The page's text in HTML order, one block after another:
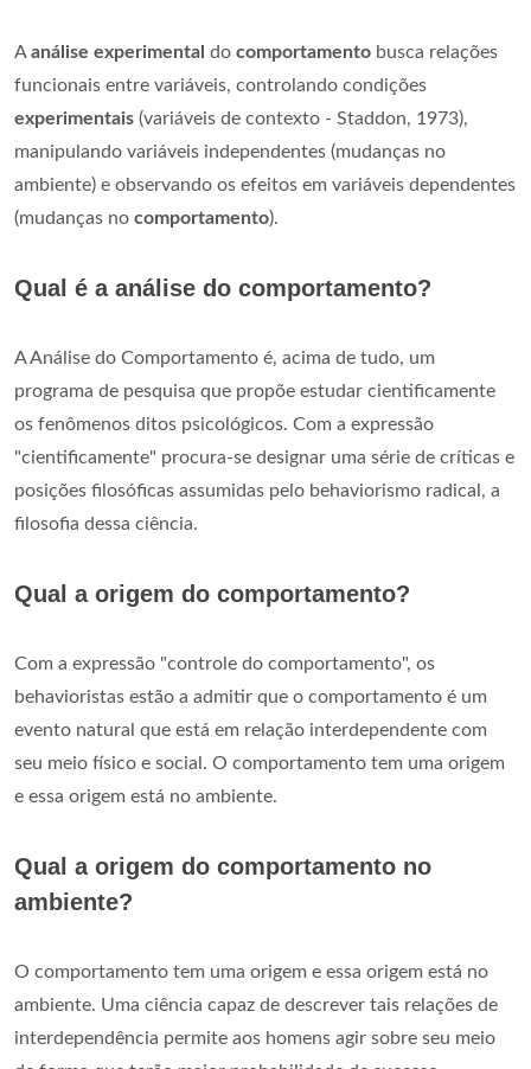
Aanálise experimental do comportamento busca relações
funcionais entre variáveis, controlando condições
experimentais (variáveis de contexto - Staddon, 1973),
manipulando variáveis independentes (mudanças no
ambiente) e observando os efeitos em variáveis dependentes
(mudanças no comportamento).
Qual é a análise do comportamento?
A Análise do Comportamento é, acima de tudo, um
programa de pesquisa que propõe estudar cientificamente
os fenômenos ditos psicológicos. Com a expressão
"cientificamente" procura-se designar uma série de críticas e
posições filosóficas assumidas pelo behaviorismo radical, a
filosofia dessa ciência.
Qual a origem do comportamento?
Com a expressão "controle do comportamento", os
behavioristas estão a admitir que o comportamento é um
evento natural que está em relação interdependente com
seu meio físico e social. O comportamento tem uma origem
e essa origem está no ambiente.
Qual a origem do comportamento no
ambiente?
O comportamento tem uma origem e essa origem está no
ambiente. Uma ciência capaz de descrever tais relações de
interdependência permite aos homens agir sobre seu meio